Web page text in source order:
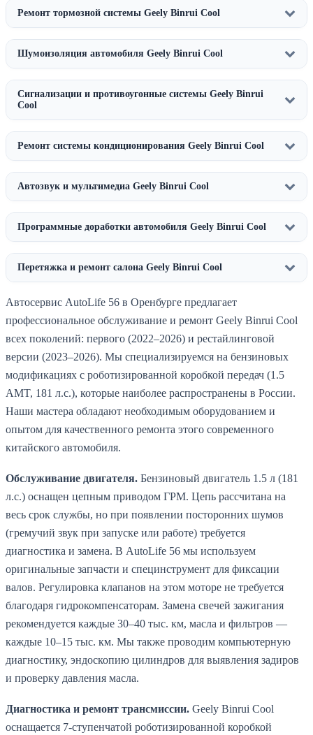
Ремонт тормозной системы Geely Binrui Cool
Шумоизоляция автомобиля Geely Binrui Cool
Сигнализации и противоугонные системы Geely Binrui
Cool
Ремонт системы кондиционирования Geely Binrui Cool
Автозвук и мультимедиа Geely Binrui Cool
Программные доработки автомобиля Geely Binrui Cool
Перетяжка и ремонт салона Geely Binrui Cool
Автосервис AutoLife 56 в Оренбурге предлагает
профессиональное обслуживание и ремонт Geely Binrui Cool
всех поколений: первого (2022–2026) и рестайлинговой
версии (2023–2026). Мы специализируемся на бензиновых
модификациях с роботизированной коробкой передач (1.5
AMT, 181 л.с.), которые наиболее распространены в России.
Наши мастера обладают необходимым оборудованием и
опытом для качественного ремонта этого современного
китайского автомобиля.
Обслуживание двигателя. Бензиновый двигатель 1.5 л (181
л.с.) оснащен цепным приводом ГРМ. Цепь рассчитана на
весь срок службы, но при появлении посторонних шумов
(гремучий звук при запуске или работе) требуется
диагностика и замена. В AutoLife 56 мы используем
оригинальные запчасти и специнструмент для фиксации
валов. Регулировка клапанов на этом моторе не требуется
благодаря гидрокомпенсаторам. Замена свечей зажигания
рекомендуется каждые 30–40 тыс. км, масла и фильтров —
каждые 10–15 тыс. км. Мы также проводим компьютерную
диагностику, эндоскопию цилиндров для выявления задиров
и проверку давления масла.
Диагностика и ремонт трансмиссии. Geely Binrui Cool
оснащается 7-ступенчатой роботизированной коробкой